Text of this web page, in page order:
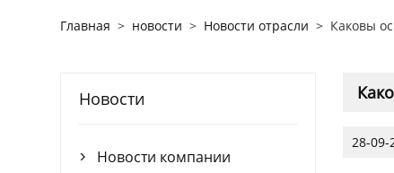
Главная > новости > Новости отрасли > Каковы
28-09-
Новости
 Новости компании